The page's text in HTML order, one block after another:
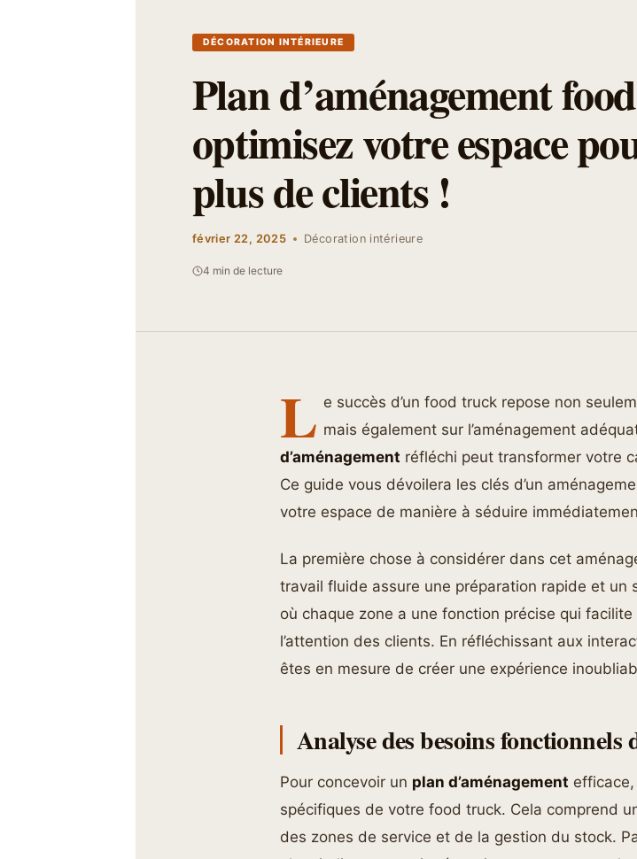
DÉCORATION INTÉRIEURE
Plan d’aménagement
optimisez votre espace
plus de clients !
février 22, 2025 Décoration intérieure
4 min de lecture
L e succès d’un food truck repose non
mais également sur l’aménagement
d’aménagement réfléchi peut transformer votre
Ce guide vous dévoilera les clés d’un
votre espace de manière à séduire
La première chose à considérer dans cet
travail fluide assure une préparation rapide et un
où chaque zone a une fonction précise qui
l’attention des clients. En réfléchissant aux
êtes en mesure de créer une expérience
Analyse des besoins fonctionnels
Pour concevoir un plan d’aménagement efficace,
spécifiques de votre food truck. Cela comprend
des zones de service et de la gestion du stock.